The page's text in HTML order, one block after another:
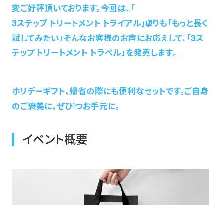
変ご好評頂いております。今回は、「
3ステップ トリートメント トライアル」よりも「もっと長く
試してみたい」そんなお客様のお声にお応えして、「3ス
テップ トリートメント トラベル」を発売します。
ホリデーギフト、帰省の際にも便利なセットです。ご自身
のご褒美に、ぜひ1つお手元に。
イベント概要